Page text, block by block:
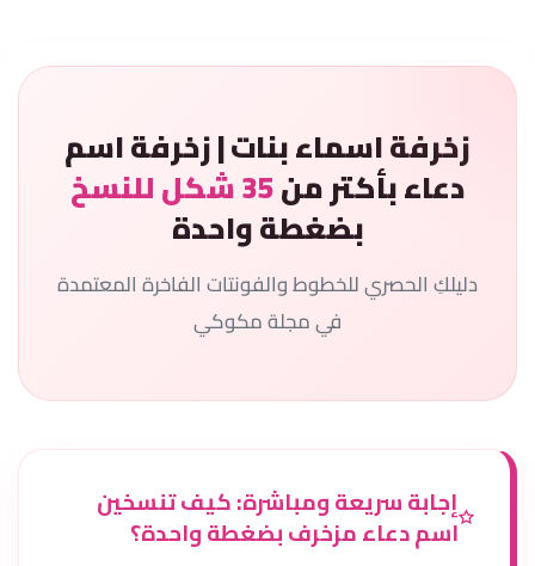
زخرفة اسماء بنات | زخرفة اسم
دعاء بأكتر من35 شكل للنسخ
بضغطة واحدة
دليلكِ الحصري للخطوط والفونتات الفاخرة المعتمدة
في مجلة مكوكي
إجابة سريعة ومباشرة: كيف تنسخين
اسم دعاء مزخرف بضغطة واحدة؟